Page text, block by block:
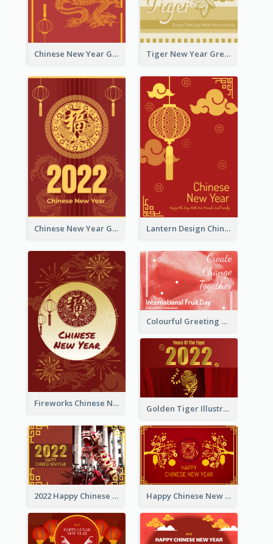
Chinese New Year Greeting Card With Graphic Decorations Tiger New Year Greeting Card With Decorations
Chinese New Year Greeting Card With Dragon Decorations Lantern Design Chinese New Year Greeting Card
Fireworks Chinese New Year Greeting Card
Colourful Greeting Card For International Fruit Day 2021
Golden Tiger Illustration Chinese New Year Greeting Card
2022 Happy Chinese New Year Greeting Card With Photo Happy Chinese New Year Greeting Card With Chinese Tree Illustration